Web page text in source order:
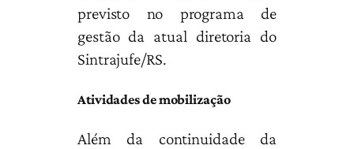
previsto no programa de
gestão da atual diretoria do
Sintrajufe/RS.
Atividades de mobilização
Além da continuidade da